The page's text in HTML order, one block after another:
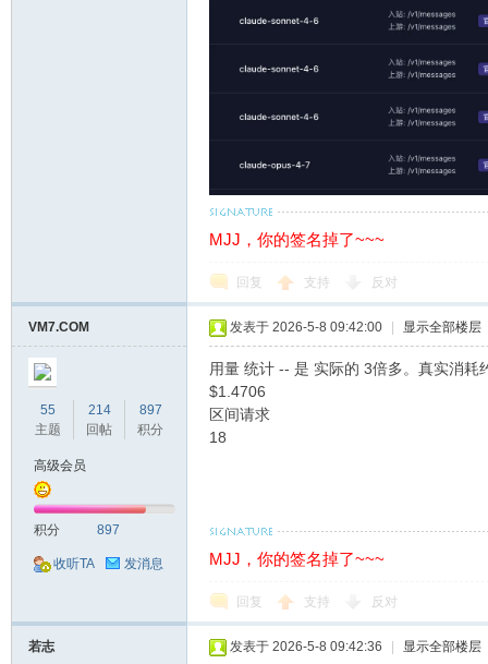
MJJ，你的签名掉了~~~
回复 支持 反对
VM7.COM
55
主题
214
回帖
897
积分
高级会员
积分 897
收听TA 发消息
发表于 2026-5-8 09:42:00 显示全部楼层
用量 统计 -- 是 实际的 3倍多。真实消
$1.4706
区间请求
18
MJJ，你的签名掉了~~~
回复 支持 反对
若志 发表于 2026-5-8 09:42:36 显示全部楼层